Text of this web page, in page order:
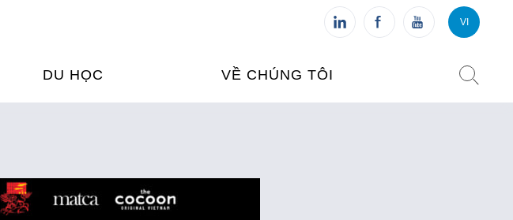
DU HỌC
CHƯƠNG TRÌNH ĐÀO TẠO
CỦA PHÁP TẠI VIỆT NAM
VỀ CHÚNG TÔI
CHI NHÁNH: HÀ NỘI
VI
VI FR